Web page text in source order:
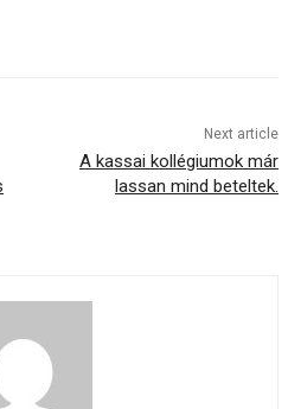
Next article
A kassai kollégiumok már
lassan mind beteltek.